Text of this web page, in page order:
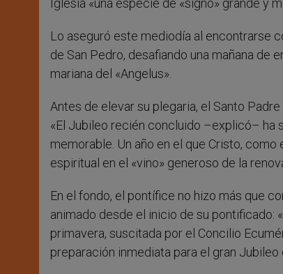
Iglesia «una especie de «signo» grande y
Lo aseguró este mediodía al encontrarse
de San Pedro, desafiando una mañana de
mariana del «Angelus».
Antes de elevar su plegaria, el Santo
«El Jubileo recién concluido –explicó– ha
memorable. Un año en el que Cristo,
espiritual en el «vino» generoso de la
En el fondo, el pontífice no hizo más que
animado desde el inicio de su pontificado:
primavera, suscitada por el Concilio
preparación inmediata para el gran